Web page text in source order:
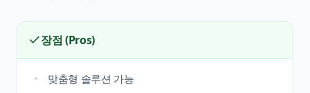
장점 (Pros)
맞춤형 솔루션 가능